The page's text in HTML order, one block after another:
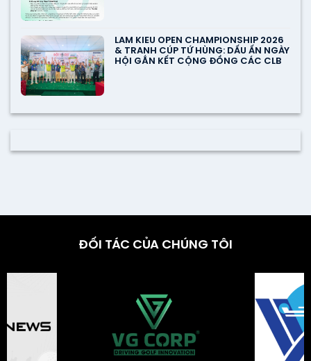
LAM KIEU OPEN CHAMPIONSHIP 2026
& TRANH CÚP TỨ HÙNG: DẤU ẤN NGÀY
HỘI GẮN KẾT CỘNG ĐỒNG CÁC CLB
ĐỐI TÁC CỦA CHÚNG TÔI